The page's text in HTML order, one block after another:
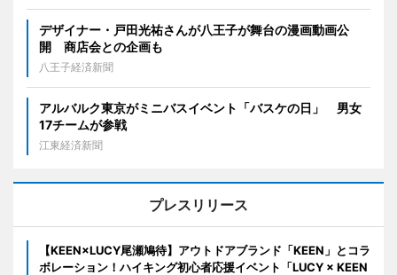
デザイナー・戸田光祐さんが八王子が舞台の漫画動画公
開 商店会との企画も
八王子経済新聞
アルバルク東京がミニバスイベント「バスケの日」 男女
17チームが参戦
江東経済新聞
プレスリリース
【KEEN×LUCY尾瀬鳩待】アウトドアブランド「KEEN」とコラ
ボレーション！ハイキング初心者応援イベント「LUCY × KEEN